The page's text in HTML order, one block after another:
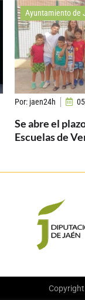
Ayuntamiento de
Por: jaen24h
Se abre el
Escuelas de